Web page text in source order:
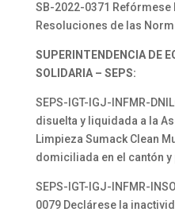
SB-2022-0371
Resoluciones de las
SUPERINTENDENCIA DE
SOLIDARIA – SEPS:
SEPS-IGT-IGJ-INFMR-
disuelta y liquidada a la
Limpieza Sumack Clean
domiciliada en el cantón
SEPS-IGT-IGJ-INFMR-
0079 Declárese la